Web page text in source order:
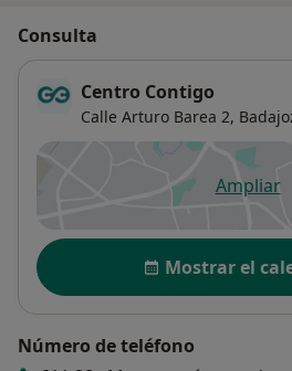
Consulta
Centro Contigo
Calle Arturo Barea 2,
Ampliar
se
Disponibilidad
Mostrar el
Número de teléfono